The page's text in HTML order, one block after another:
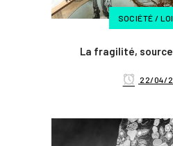
SOCIÉTÉ /
La fragilité,
22/04/